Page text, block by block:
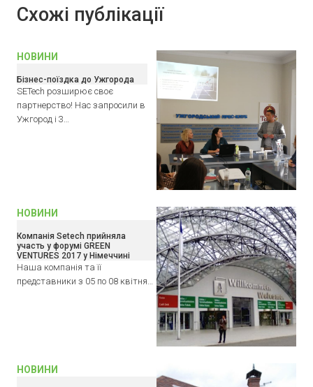
Схожі публікації
НОВИНИ
Бізнес-поїздка до Ужгорода
SETech розширює своє
партнерство! Нас запросили в
Ужгород і 3…
НОВИНИ
Компанія Setech прийняла
участь у форумі GREEN
VENTURES 2017 у Німеччині
Наша компанія та її
представники з 05 по 08 квітня…
НОВИНИ